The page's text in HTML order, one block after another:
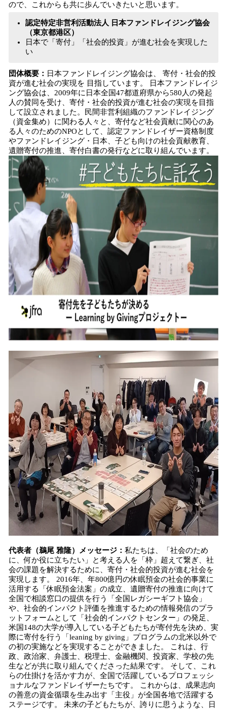
ので、これからも共に歩んでいきたいと思います。
認定特定非営利活動法人 日本ファンドレイジング協会
（東京都港区）
日本で「寄付」「社会的投資」が進む社会を実現した
い
団体概要： 日本ファンドレイジング協会は、 寄付・社会的投
資が進む社会の実現を 目指しています。 日本ファンドレイジ
ング協会は、2009年に日本全国47都道府県から580人の発起
人の賛同を受け、寄付・社会的投資が進む社会の実現を目指
して設立されました。民間非営利組織のファンドレイジング
（資金集め）に関わる人々と、寄付など社会貢献に関心のあ
る人々のためのNPOとして、認定ファンドレイザー資格制度
やファンドレイジング・日本、子ども向けの社会貢献教育、
遺贈寄付の推進、寄付白書の発行などに取り組んでいます。
代表者（鵜尾 雅隆）メッセージ： 私たちは、「社会のため
に、何か役に立ちたい」と考える人を「枠」超えて繋ぎ、社
会の課題を解決するために、寄付・社会的投資が進む社会を
実現します。 2016年、年800億円の休眠預金の社会的事業に
活用する「休眠預金法案」の成立、遺贈寄付の推進に向けて
全国で相談窓口の提供を行う「全国レガシーギフト協会」
や、社会的インパクト評価を推進するための情報発信のプラ
ットフォームとして「社会的インパクトセンター」の発足、
米国148の大学が導入している子どもたちが寄付先を決め、実
際に寄付を行う「leaning by giving」プログラムの北米以外で
の初の実施などを実現することができました。 これは、行
政、政治家、弁護士、税理士、金融機関、投資家、学校の先
生などが共に取り組んでくださった結果です。 そして、これ
らの仕掛けを活かす力が、全国で活躍しているプロフェッシ
ョナルなファンドレイザーたちです。 これからは、成果志向
の善意の資金循環を生み出す「主役」が全国各地で活躍する
ステージです。 未来の子どもたちが、誇りに思うような、日